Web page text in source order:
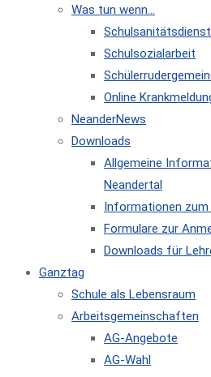
Was tun wenn…
Schulsanitätsdienst
Schulsozialarbeit
Online
NeanderNews
Downloads
Allgemeine
Neandertal
Informationen
Formulare zur
Downloads für
Ganztag
Schule als Lebensraum
Arbeitsgemeinschaften
AG-Angebote
AG-Wahl